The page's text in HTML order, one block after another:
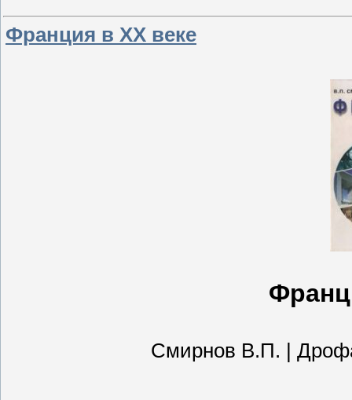
Франция в XX веке
Смирнов В.П. |